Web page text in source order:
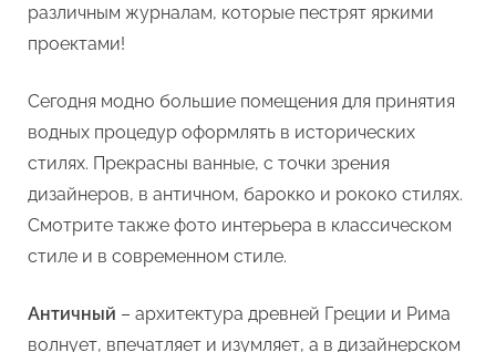
различным журналам, которые пестрят яркими
проектами!
Сегодня модно большие помещения для принятия
водных процедур оформлять в исторических
стилях. Прекрасны ванные, с точки зрения
дизайнеров, в античном, барокко и рококо стилях.
Смотрите также фото интерьера в классическом
стиле и в современном стиле.
Античный – архитектура древней Греции и Рима
волнует, впечатляет и изумляет, а в дизайнерском